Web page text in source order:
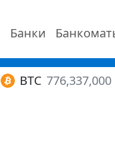
Банки
BTC 776,337,000